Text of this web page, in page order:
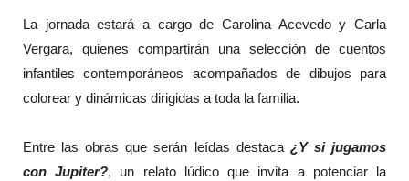
La jornada estará a cargo de Carolina Acevedo y Carla
Vergara, quienes compartirán una selección de cuentos
infantiles contemporáneos acompañados de dibujos para
colorear y dinámicas dirigidas a toda la familia.
Entre las obras que serán leídas destaca ¿Y si jugamos
con Jupiter?, un relato lúdico que invita a potenciar la